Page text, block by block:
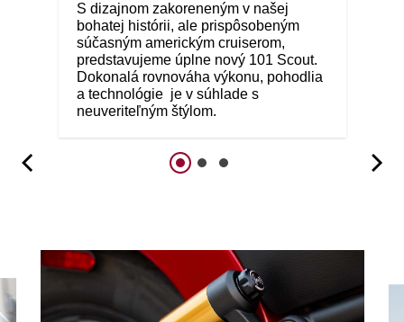
S dizajnom zakoreneným v našej
bohatej histórii, ale prispôsobeným
súčasným americkým cruiserom,
predstavujeme úplne nový 101 Scout.
Dokonalá rovnováha výkonu, pohodlia
a technológie je v súhlade s
neuveriteľným štýlom.